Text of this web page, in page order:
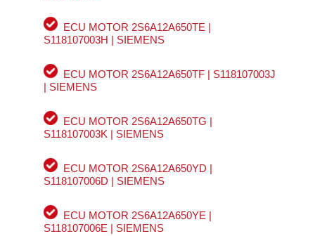
ECU MOTOR 2S6A12A650TE |
S118107003H | SIEMENS
ECU MOTOR 2S6A12A650TF | S118107003J
| SIEMENS
ECU MOTOR 2S6A12A650TG |
S118107003K | SIEMENS
ECU MOTOR 2S6A12A650YD |
S118107006D | SIEMENS
ECU MOTOR 2S6A12A650YE |
S118107006E | SIEMENS